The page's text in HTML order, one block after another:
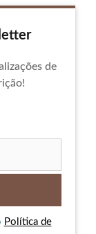
de
Política de